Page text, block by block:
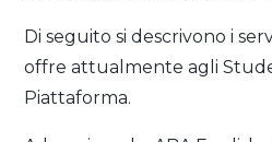
Di seguito si descrivono i
offre attualmente agli
Piattaforma.